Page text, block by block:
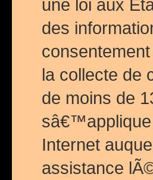
une loi aux
des
consentement
la collecte de
de moins de
Internet
assistance